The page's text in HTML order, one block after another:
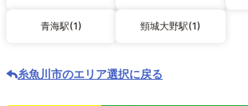
青海駅(1) 頸城大野駅(1)
糸魚川市のエリア選択に戻る